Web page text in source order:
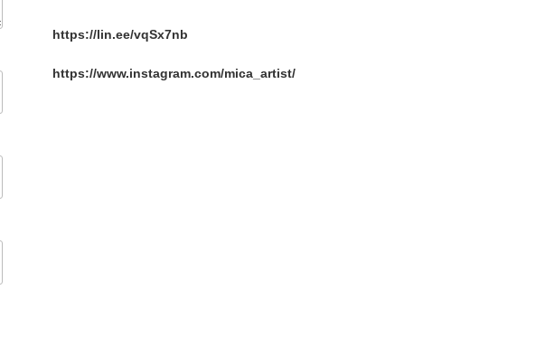
https://lin.ee/vqSx7nb
https://www.instagram.com/mica_artist/